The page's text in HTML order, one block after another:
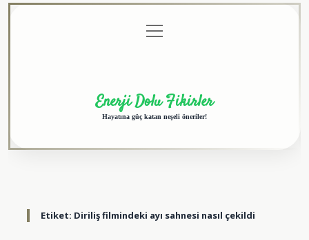
menüyü
aç
Enerji Dolu Fikirler
Hayatına güç katan neşeli öneriler!
Etiket: Diriliş filmindeki ayı sahnesi nasıl çekildi